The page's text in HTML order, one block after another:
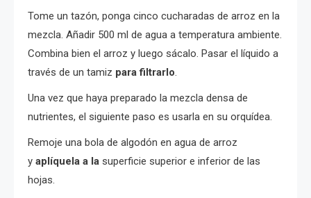
Tome un tazón, ponga cinco cucharadas de arroz en la
mezcla. Añadir 500 ml de agua a temperatura ambiente.
Combina bien el arroz y luego sácalo. Pasar el líquido a
través de un tamiz para filtrarlo.
Una vez que haya preparado la mezcla densa de
nutrientes, el siguiente paso es usarla en su orquídea.
Remoje una bola de algodón en agua de arroz
y aplíquela a la superficie superior e inferior de las
hojas.